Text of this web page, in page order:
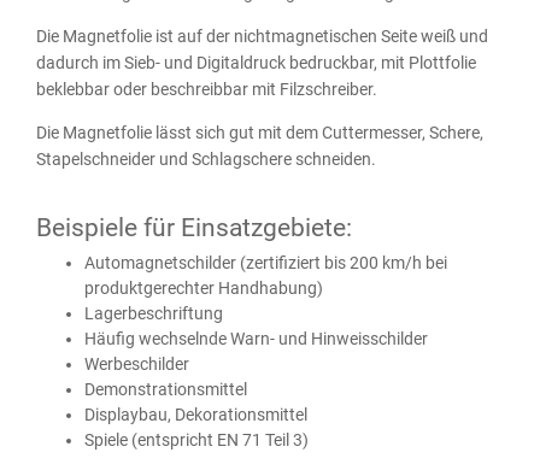
Die Magnetfolie ist auf der nichtmagnetischen Seite weiß und
dadurch im Sieb- und Digitaldruck bedruckbar, mit Plottfolie
beklebbar oder beschreibbar mit Filzschreiber.
Die Magnetfolie lässt sich gut mit dem Cuttermesser, Schere,
Stapelschneider und Schlagschere schneiden.
Beispiele für Einsatzgebiete:
Automagnetschilder (zertifiziert bis 200 km/h bei
produktgerechter Handhabung)
Lagerbeschriftung
Häufig wechselnde Warn- und Hinweisschilder
Werbeschilder
Demonstrationsmittel
Displaybau, Dekorationsmittel
Spiele (entspricht EN 71 Teil 3)